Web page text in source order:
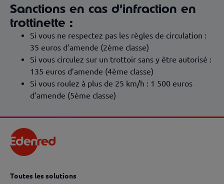
Sanctions en cas d’infraction en
trottinette :
Si vous ne respectez pas les règles de circulation :
35 euros d’amende (2ème classe)
Si vous circulez sur un trottoir sans y être autorisé :
135 euros d’amende (4ème classe)
Si vous roulez à plus de 25 km/h : 1 500 euros
d’amende (5ème classe)
Toutes les solutions